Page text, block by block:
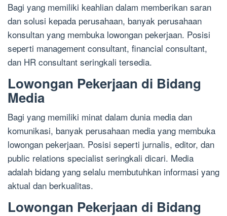
Bagi yang memiliki keahlian dalam memberikan saran
dan solusi kepada perusahaan, banyak perusahaan
konsultan yang membuka lowongan pekerjaan. Posisi
seperti management consultant, financial consultant,
dan HR consultant seringkali tersedia.
Lowongan Pekerjaan di Bidang
Media
Bagi yang memiliki minat dalam dunia media dan
komunikasi, banyak perusahaan media yang membuka
lowongan pekerjaan. Posisi seperti jurnalis, editor, dan
public relations specialist seringkali dicari. Media
adalah bidang yang selalu membutuhkan informasi yang
aktual dan berkualitas.
Lowongan Pekerjaan di Bidang